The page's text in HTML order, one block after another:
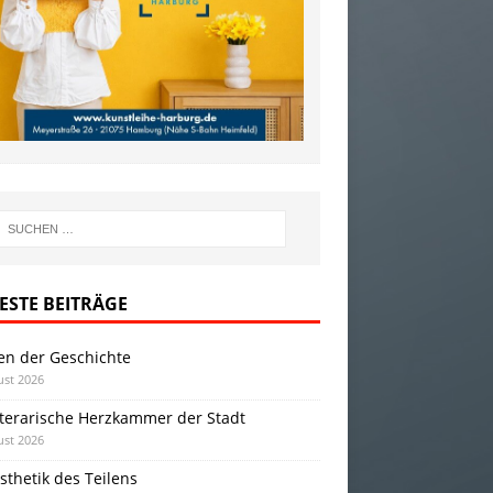
BEITRÄGE
der Geschichte
2026
Herzkammer der Stadt
2026
des Teilens